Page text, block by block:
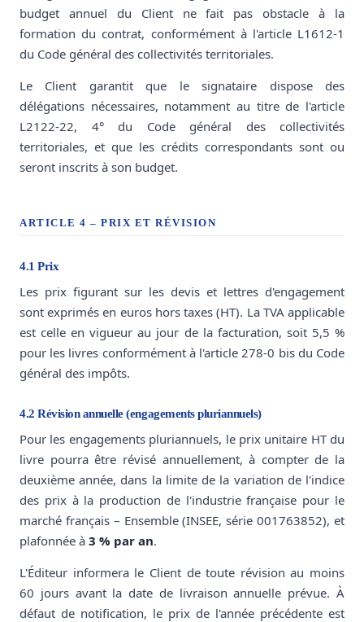
budget annuel du Client ne fait pas obstacle à la
formation du contrat, conformément à l'article L1612-1
du Code général des collectivités territoriales.
Le Client garantit que le signataire dispose des
délégations nécessaires, notamment au titre de l'article
L2122-22, 4° du Code général des collectivités
territoriales, et que les crédits correspondants sont ou
seront inscrits à son budget.
ARTICLE 4 – PRIX ET RÉVISION
4.1 Prix
Les prix figurant sur les devis et lettres d'engagement
sont exprimés en euros hors taxes (HT). La TVA applicable
est celle en vigueur au jour de la facturation, soit 5,5 %
pour les livres conformément à l'article 278-0 bis du Code
général des impôts.
4.2 Révision annuelle (engagements pluriannuels)
Pour les engagements pluriannuels, le prix unitaire HT du
livre pourra être révisé annuellement, à compter de la
deuxième année, dans la limite de la variation de l'indice
des prix à la production de l'industrie française pour le
marché français – Ensemble (INSEE, série 001763852), et
plafonnée à 3 % par an.
L'Éditeur informera le Client de toute révision au moins
60 jours avant la date de livraison annuelle prévue. À
défaut de notification, le prix de l'année précédente est